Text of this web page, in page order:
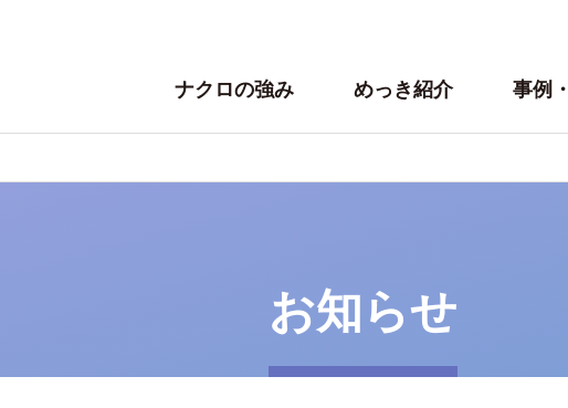
ナクロの強み めっき紹介 事例
お知らせ